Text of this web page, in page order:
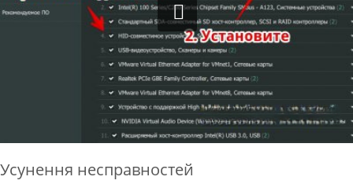
Усунення несправностей